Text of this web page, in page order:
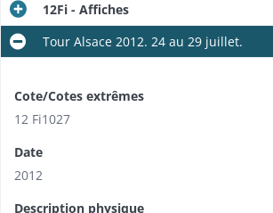
12Fi - Affiches
Tour Alsace 2012. 24 au 29 juillet.
Cote/Cotes extrêmes
12 Fi1027
Date
2012
Description physique